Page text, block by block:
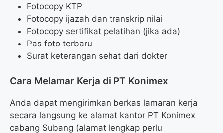
Fotocopy KTP
Fotocopy ijazah dan transkrip nilai
Fotocopy sertifikat pelatihan (jika ada)
Pas foto terbaru
Surat keterangan sehat dari dokter
Cara Melamar Kerja di PT Konimex
Anda dapat mengirimkan berkas lamaran kerja
secara langsung ke alamat kantor PT Konimex
cabang Subang (alamat lengkap perlu